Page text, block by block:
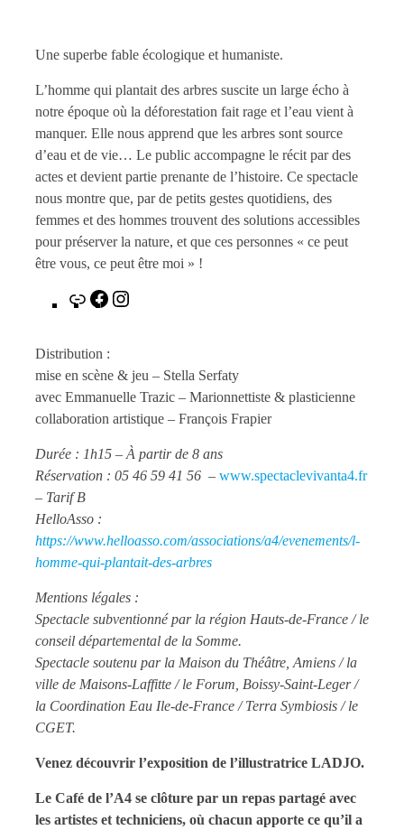
Une superbe fable écologique et humaniste.
L’homme qui plantait des arbres suscite un large écho à
notre époque où la déforestation fait rage et l’eau vient à
manquer. Elle nous apprend que les arbres sont source
d’eau et de vie… Le public accompagne le récit par des
actes et devient partie prenante de l’histoire. Ce spectacle
nous montre que, par de petits gestes quotidiens, des
femmes et des hommes trouvent des solutions accessibles
pour préserver la nature, et que ces personnes « ce peut
être vous, ce peut être moi » !
LienFacebook
Distribution :
mise en scène & jeu – Stella Serfaty
avec Emmanuelle Trazic – Marionnettiste & plasticienne
collaboration artistique – François Frapier
Durée : 1h15 – À partir de 8 ans
Réservation : 05 46 59 41 56 – www.spectaclevivanta4.fr
– Tarif B
HelloAsso :
https://www.helloasso.com/associations/a4/evenements/l-
homme-qui-plantait-des-arbres
Mentions légales :
Spectacle subventionné par la région Hauts-de-France / le
conseil départemental de la Somme.
Spectacle soutenu par la Maison du Théâtre, Amiens / la
ville de Maisons-Laffitte / le Forum, Boissy-Saint-Leger /
la Coordination Eau Ile-de-France / Terra Symbiosis / le
CGET.
Venez découvrir l’exposition de l’illustratrice LADJO.
Le Café de l’A4 se clôture par un repas partagé avec
les artistes et techniciens, où chacun apporte ce qu’il a